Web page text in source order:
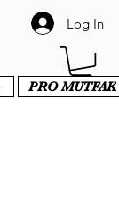
Log In
PRO MUTFAK